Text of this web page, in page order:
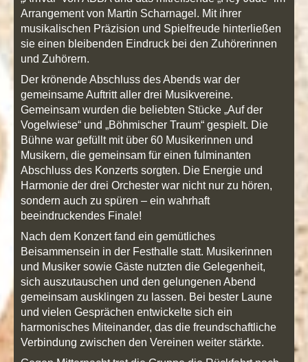
Arrangement von Martin Scharnagel. Mit ihrer
musikalischen Präzision und Spielfreude hinterließen
sie einen bleibenden Eindruck bei den Zuhörerinnen
und Zuhörern.
Der krönende Abschluss des Abends war der
gemeinsame Auftritt aller drei Musikvereine.
Gemeinsam wurden die beliebten Stücke „Auf der
Vogelwiese“ und „Böhmischer Traum“ gespielt. Die
Bühne war gefüllt mit über 60 Musikerinnen und
Musikern, die gemeinsam für einen fulminanten
Abschluss des Konzerts sorgten. Die Energie und
Harmonie der drei Orchester war nicht nur zu hören,
sondern auch zu spüren – ein wahrhaft
beeindruckendes Finale!
Nach dem Konzert fand ein gemütliches
Beisammensein in der Festhalle statt. Musikerinnen
und Musiker sowie Gäste nutzten die Gelegenheit,
sich auszutauschen und den gelungenen Abend
gemeinsam ausklingen zu lassen. Bei bester Laune
und vielen Gesprächen entwickelte sich ein
harmonisches Miteinander, das die freundschaftliche
Verbindung zwischen den Vereinen weiter stärkte.